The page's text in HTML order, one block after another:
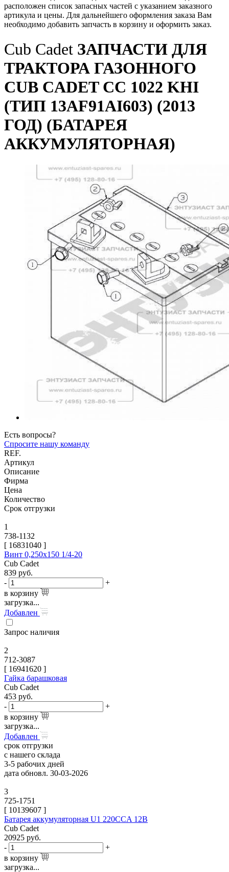
расположен список запасных частей с указанием заказного
артикула и цены. Для дальнейшего оформления заказа Вам
необходимо добавить запчасть в корзину и оформить заказ.
Cub Cadet ЗАПЧАСТИ ДЛЯ
ТРАКТОРА ГАЗОННОГО
CUB CADET CC 1022 KHI
(ТИП 13AF91AI603) (2013
ГОД) (БАТАРЕЯ
АККУМУЛЯТОРНАЯ)
Есть вопросы?
Спросите нашу команду
REF.
Артикул
Описание
Фирма
Цена
Количество
Срок отгрузки
1
738-1132
[ 16831040 ]
Винт 0,250х150 1/4-20
Cub Cadet
839 руб.
-
+
в корзину
загрузка...
Добавлен
Запрос наличия
2
712-3087
[ 16941620 ]
Гайка барашковая
Cub Cadet
453 руб.
-
+
в корзину
загрузка...
Добавлен
срок отгрузки
с нашего склада
3-5 рабочих дней
дата обновл. 30-03-2026
3
725-1751
[ 10139607 ]
Батарея аккумуляторная U1 220CCA 12В
Cub Cadet
20925 руб.
-
+
в корзину
загрузка...